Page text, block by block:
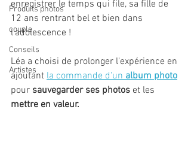
Produits photos
couple
Conseils
Artistes
enregistrer le temps qui file, sa fille de
12 ans rentrant bel et bien dans
l'adolescence !
Léa a choisi de prolonger l'expérience en
ajoutant la commande d'un album photo
pour sauvegarder ses photos et les
mettre en valeur.